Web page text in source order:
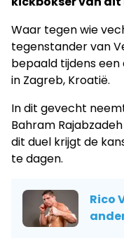
Waar tegen wie
tegenstander van
bepaald tijdens
in Zagreb, Kroatië.
In dit gevecht
Bahram
dit duel krijgt de
te dagen.
Rico